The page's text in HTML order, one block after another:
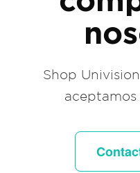
Shop
aceptamos